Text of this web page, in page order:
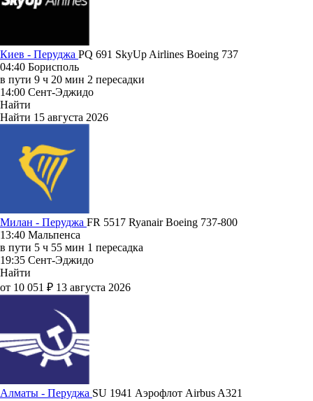
Киев - Перуджа PQ 691 SkyUp Airlines Boeing 737
04:40 Борисполь
в пути 9 ч 20 мин 2 пересадки
14:00 Сент-Эджидо
Найти
Найти 15 августа 2026
Милан - Перуджа FR 5517 RyanairBoeing 737-800
13:40 Мальпенса
в пути 5 ч 55 мин 1 пересадка
19:35 Сент-Эджидо
Найти
от 10 051 ₽ 13 августа 2026
Алматы - Перуджа SU 1941 Аэрофлот Airbus A321